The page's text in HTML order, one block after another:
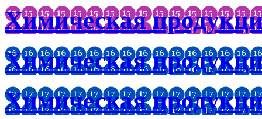
Химическая
Химическая
Химическая